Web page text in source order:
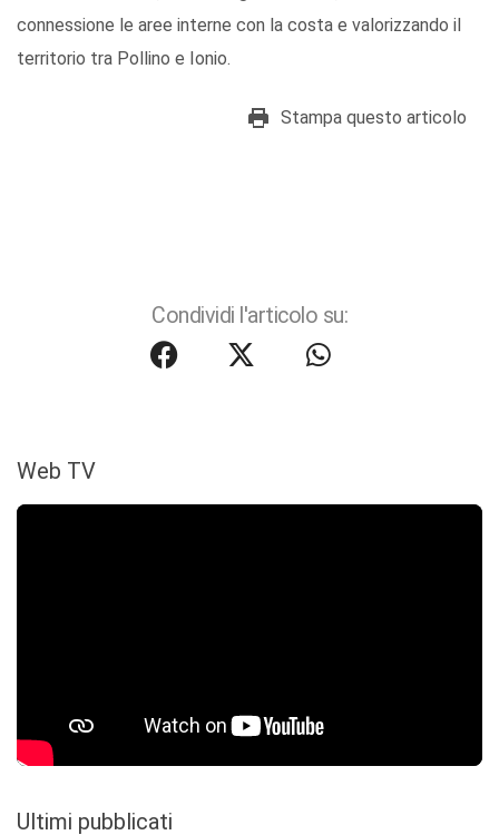
connessione le aree interne con la costa e valorizzando il
territorio tra Pollino e Ionio.
Stampa questo articolo
Condividi l'articolo su:
Web TV
Ultimi pubblicati